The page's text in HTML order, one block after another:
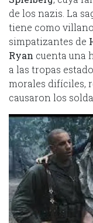
de los nazis. La
tiene como
simpatizantes de
Ryan cuenta una
a las tropas
morales difíciles,
causaron los